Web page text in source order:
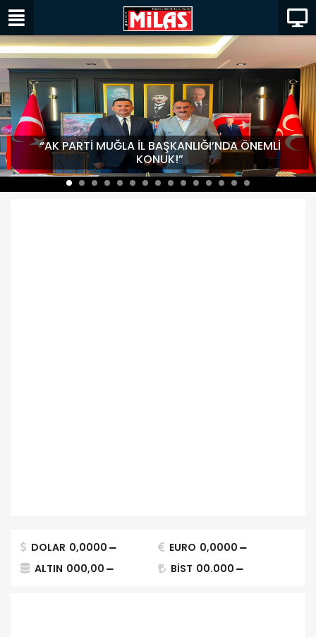
“AK PARTİ MUĞLA İL BAŞKANLIĞI’NDA ÖNEMLİ
KONUK!”
DOLAR 0,0000 EURO 0,0000
ALTIN 000,00 BİST 00.000